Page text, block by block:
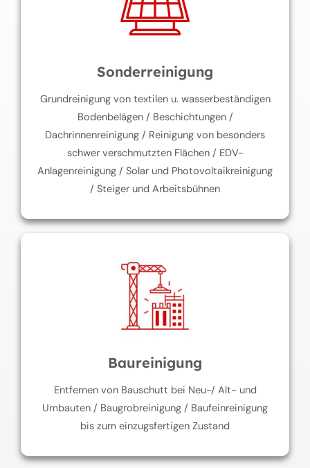
Sonderreinigung
Grundreinigung von textilen u. wasserbeständigen
Bodenbelägen / Beschichtungen /
Dachrinnenreinigung / Reinigung von besonders
schwer verschmutzten Flächen / EDV-
Anlagenreinigung / Solar und Photovoltaikreinigung
/ Steiger und Arbeitsbühnen
Baureinigung
Entfernen von Bauschutt bei Neu-/ Alt- und
Umbauten / Baugrobreinigung / Baufeinreinigung
bis zum einzugsfertigen Zustand